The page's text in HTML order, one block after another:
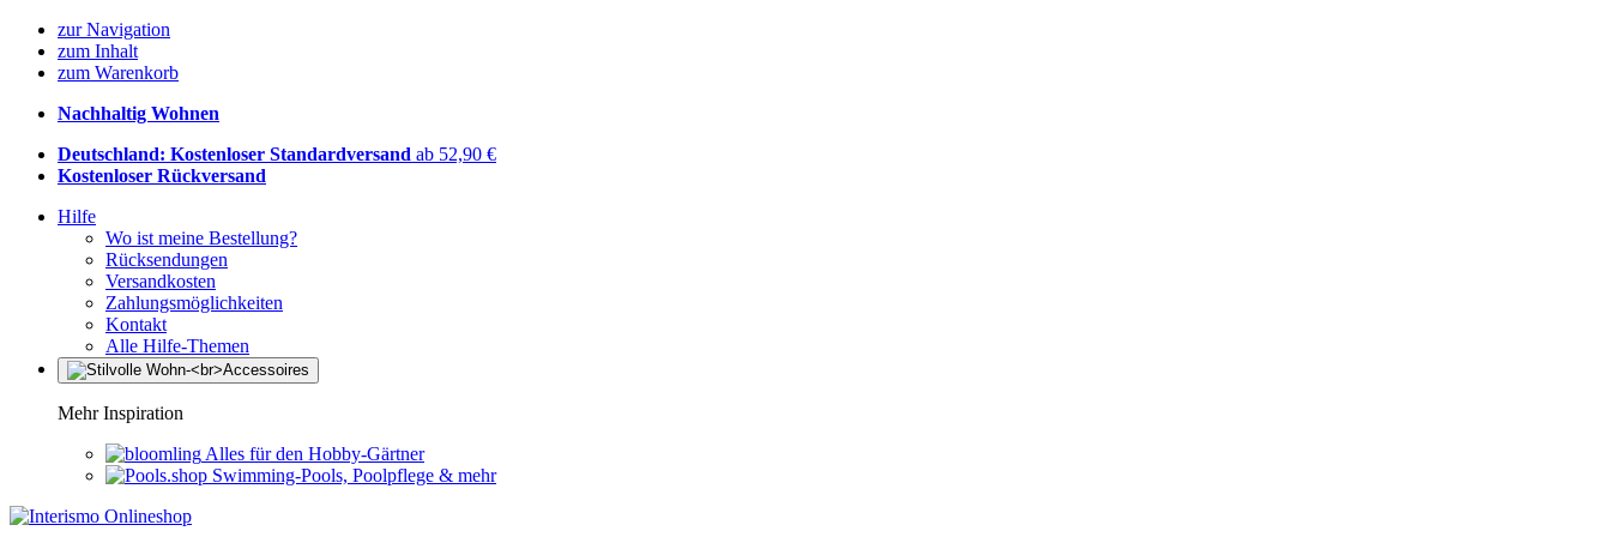
zur Navigation
zum Inhalt
zum Warenkorb
Nachhaltig Wohnen
Deutschland: Kostenloser Standardversand ab 52,90 €
Kostenloser Rückversand
Hilfe
Wo ist meine Bestellung?
Rücksendungen
Versandkosten
Zahlungsmöglichkeiten
Kontakt
Alle Hilfe-Themen
Mehr Inspiration
Alles für den Hobby-Gärtner
Swimming-Pools, Poolpflege & mehr